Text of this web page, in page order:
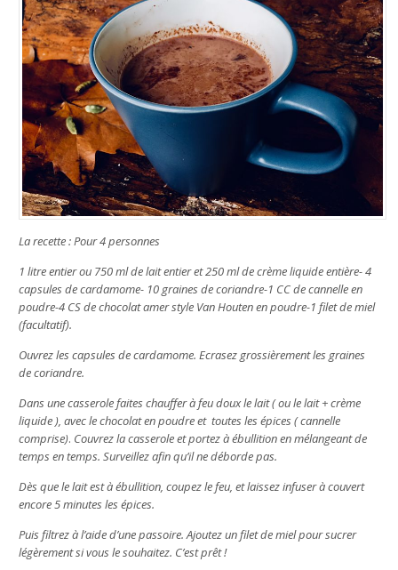
La recette : Pour 4 personnes
1 litre entier ou 750 ml de lait entier et 250 ml de crème liquide entière- 4
capsules de cardamome- 10 graines de coriandre-1 CC de cannelle en
poudre-4 CS de chocolat amer style Van Houten en poudre-1 filet de miel
(facultatif).
Ouvrez les capsules de cardamome. Ecrasez grossièrement les graines
de coriandre.
Dans une casserole faites chauffer à feu doux le lait ( ou le lait + crème
liquide ), avec le chocolat en poudre et toutes les épices ( cannelle
comprise). Couvrez la casserole et portez à ébullition en mélangeant de
temps en temps. Surveillez afin qu’il ne déborde pas.
Dès que le lait est à ébullition, coupez le feu, et laissez infuser à couvert
encore 5 minutes les épices.
Puis filtrez à l’aide d’une passoire. Ajoutez un filet de miel pour sucrer
légèrement si vous le souhaitez. C’est prêt !